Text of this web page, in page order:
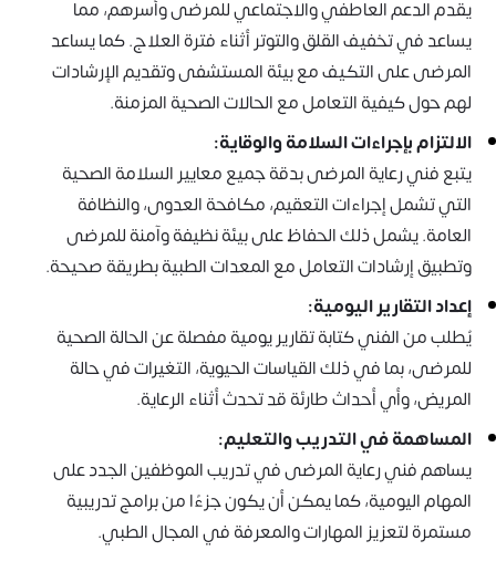
يقدم الدعم العاطفي والاجتماعي للمرضى وأسرهم، مما
يساعد في تخفيف القلق والتوتر أثناء فترة العلاج. كما يساعد
المرضى على التكيف مع بيئة المستشفى وتقديم الإرشادات
لهم حول كيفية التعامل مع الحالات الصحية المزمنة.
الالتزام بإجراءات السلامة والوقاية:
يتبع فني رعاية المرضى بدقة جميع معايير السلامة الصحية
التي تشمل إجراءات التعقيم، مكافحة العدوى، والنظافة
العامة. يشمل ذلك الحفاظ على بيئة نظيفة وآمنة للمرضى
وتطبيق إرشادات التعامل مع المعدات الطبية بطريقة صحيحة.
إعداد التقارير اليومية:
يُطلب من الفني كتابة تقارير يومية مفصلة عن الحالة الصحية
للمرضى، بما في ذلك القياسات الحيوية، التغيرات في حالة
المريض، وأي أحداث طارئة قد تحدث أثناء الرعاية.
المساهمة في التدريب والتعليم:
يساهم فني رعاية المرضى في تدريب الموظفين الجدد على
المهام اليومية، كما يمكن أن يكون جزءًا من برامج تدريبية
مستمرة لتعزيز المهارات والمعرفة في المجال الطبي.